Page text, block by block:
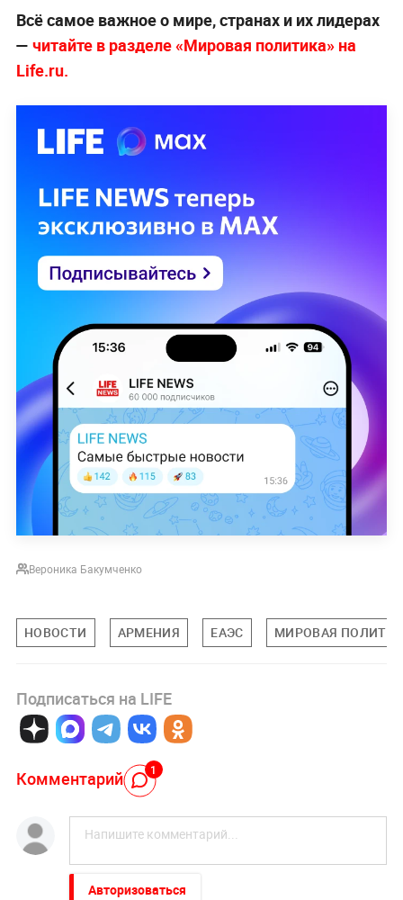
Всё самое важное о мире, странах и их лидерах
— читайте в разделе «Мировая политика» на
Life.ru.
Вероника Бакумченко
НОВОСТИ АРМЕНИЯ ЕАЭС МИРОВАЯ
Подписаться на LIFE
Комментарий 1
Авторизоваться